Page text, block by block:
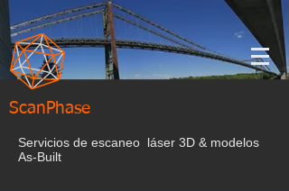
ScanPhase
Servicios de escaneo láser 3D & modelos
As-Built